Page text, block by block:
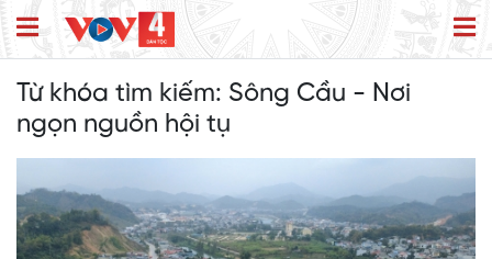
Từ khóa tìm kiếm: Sông Cầu - Nơi
ngọn nguồn hội tụ